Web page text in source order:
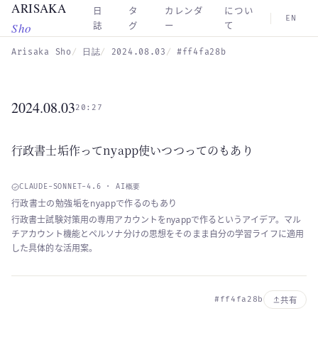
Skip to main content
ARISAKA
Sho
日
誌
タ
グ
カレンダ
ー
につい
て
EN
Arisaka Sho 日誌 2024.08.03 #ff4fa28b
2024.08.0320:27
行政書士垢作ってnyapp使いつつってのもあり
CLAUDE-SONNET-4.6 · AI概要
行政書士の勉強垢をnyappで作るのもあり
行政書士試験対策用の専用アカウントをnyappで作るというアイデア。マル
チアカウント機能とペルソナ分けの思想をそのまま自分の学習ライフに適用
した具体的な活用案。
#ff4fa28b 共有